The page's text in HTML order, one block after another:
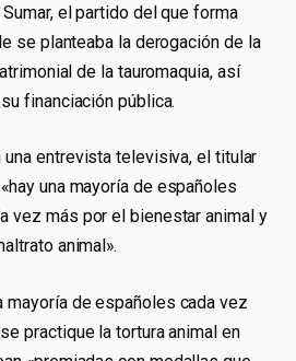
el partido del que forma
se planteaba la derogación de la
de la tauromaquia, así
financiación pública.
una entrevista televisiva, el titular
una mayoría de españoles
vez más por el bienestar animal y
animal».
mayoría de españoles cada vez
practique la tortura animal en